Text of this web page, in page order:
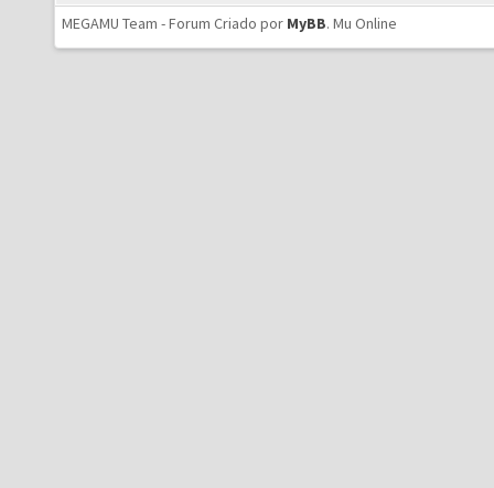
MEGAMU Team - Forum Criado por MyBB. Mu Online